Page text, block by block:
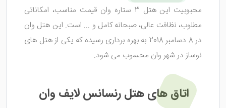
محبوبیت این هتل 3 ستاره وان قیمت مناسب، امکاناتی
مطلوب، نظافت عالی، صبحانه کامل و ... است. این هتل وان
در 8 دسامبر 2018 به بهره برداری رسیده که یکی از هتل های
نوساز در شهر وان محسوب می شود.
اتاق های هتل رنسانس لایف وان